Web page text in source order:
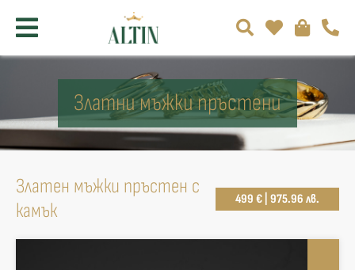
Златни мъжки пръстени
Златен мъжки пръстен с
камък
499 € | 975.96 лв.